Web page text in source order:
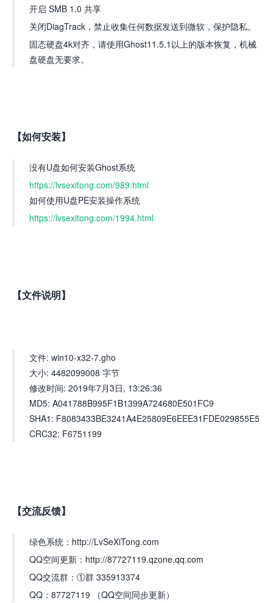
开启 SMB 1.0 共享
关闭DiagTrack，禁止收集任何数据发送到微软，保护隐私。
固态硬盘4k对齐，请使用Ghost11.5.1以上的版本恢复，机械
盘硬盘无要求。
【如何安装】
没有U盘如何安装Ghost系统
https://lvsexitong.com/989.html
如何使用U盘PE安装操作系统
https://lvsexitong.com/1994.html
【文件说明】
文件: win10-x32-7.gho
大小: 4482099008 字节
修改时间: 2019年7月3日, 13:26:36
MD5: A041788B995F1B1399A724680E501FC9
SHA1: F8083433BE3241A4E25809E6EEE31FDE029855E5
CRC32: F6751199
【交流反馈】
绿色系统：http://LvSeXiTong.com
QQ空间更新：http://87727119.qzone.qq.com
QQ交流群：①群 335913374
QQ：87727119 （QQ空间同步更新）